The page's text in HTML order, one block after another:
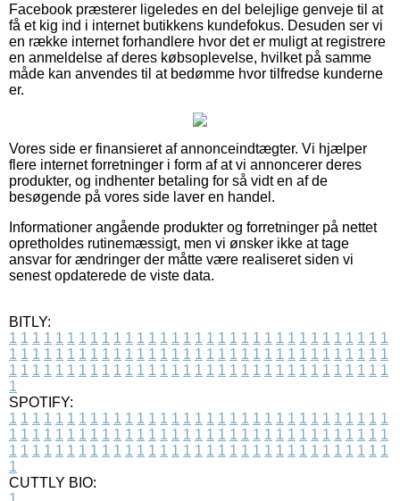
Facebook præsterer ligeledes en del belejlige genveje til at
få et kig ind i internet butikkens kundefokus. Desuden ser vi
en række internet forhandlere hvor det er muligt at registrere
en anmeldelse af deres købsoplevelse, hvilket på samme
måde kan anvendes til at bedømme hvor tilfredse kunderne
er.
Vores side er finansieret af annonceindtægter. Vi hjælper
flere internet forretninger i form af at vi annoncerer deres
produkter, og indhenter betaling for så vidt en af de
besøgende på vores side laver en handel.
Informationer angående produkter og forretninger på nettet
opretholdes rutinemæssigt, men vi ønsker ikke at tage
ansvar for ændringer der måtte være realiseret siden vi
senest opdaterede de viste data.
BITLY:
1 1 1 1 1 1 1 1 1 1 1 1 1 1 1 1 1 1 1 1 1 1 1 1 1 1 1 1 1 1 1 1 1
1 1 1 1 1 1 1 1 1 1 1 1 1 1 1 1 1 1 1 1 1 1 1 1 1 1 1 1 1 1 1 1 1
1 1 1 1 1 1 1 1 1 1 1 1 1 1 1 1 1 1 1 1 1 1 1 1 1 1 1 1 1 1 1 1 1
1
SPOTIFY:
1 1 1 1 1 1 1 1 1 1 1 1 1 1 1 1 1 1 1 1 1 1 1 1 1 1 1 1 1 1 1 1 1
1 1 1 1 1 1 1 1 1 1 1 1 1 1 1 1 1 1 1 1 1 1 1 1 1 1 1 1 1 1 1 1 1
1 1 1 1 1 1 1 1 1 1 1 1 1 1 1 1 1 1 1 1 1 1 1 1 1 1 1 1 1 1 1 1 1
1
CUTTLY BIO: